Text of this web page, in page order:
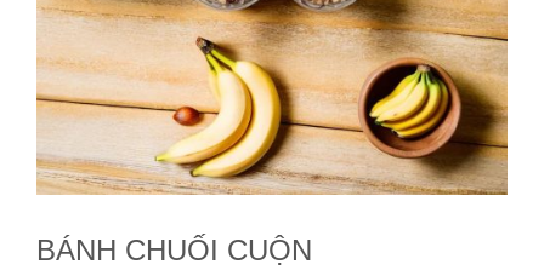
BÁNH CHUỐI CUỘN